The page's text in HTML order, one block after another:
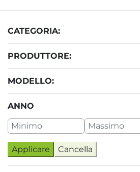
CATEGORIA:
PRODUTTORE:
MODELLO:
ANNO
Applicare Cancella